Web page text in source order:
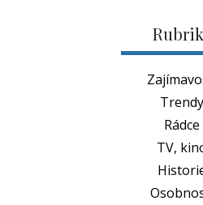
Trendy
Rádce
TV,